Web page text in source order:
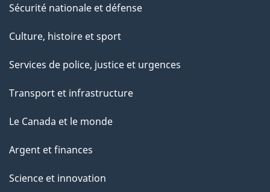
Sécurité nationale et défense
Culture, histoire et sport
Services de police, justice et urgences
Transport et infrastructure
Le Canada et le monde
Argent et finances
Science et innovation